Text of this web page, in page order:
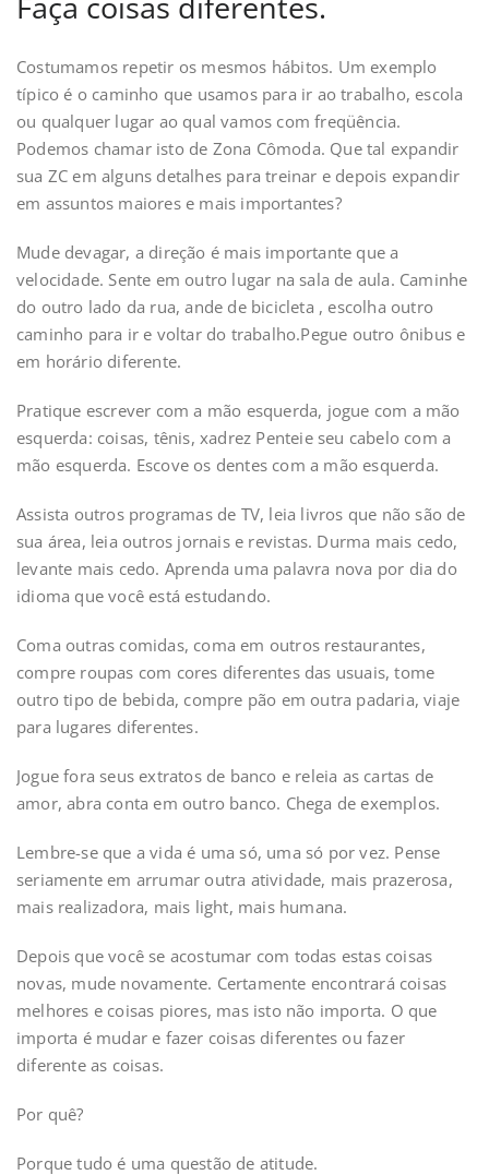
Costumamos repetir os mesmos hábitos. Um exemplo
típico é o caminho que usamos para ir ao trabalho, escola
ou qualquer lugar ao qual vamos com freqüência.
Podemos chamar isto de Zona Cômoda. Que tal expandir
sua ZC em alguns detalhes para treinar e depois expandir
em assuntos maiores e mais importantes?
Mude devagar, a direção é mais importante que a
velocidade. Sente em outro lugar na sala de aula. Caminhe
do outro lado da rua, ande de bicicleta , escolha outro
caminho para ir e voltar do trabalho.Pegue outro ônibus e
em horário diferente.
Pratique escrever com a mão esquerda, jogue com a mão
esquerda: coisas, tênis, xadrez Penteie seu cabelo com a
mão esquerda. Escove os dentes com a mão esquerda.
Assista outros programas de TV, leia livros que não são de
sua área, leia outros jornais e revistas. Durma mais cedo,
levante mais cedo. Aprenda uma palavra nova por dia do
idioma que você está estudando.
Coma outras comidas, coma em outros restaurantes,
compre roupas com cores diferentes das usuais, tome
outro tipo de bebida, compre pão em outra padaria, viaje
para lugares diferentes.
Jogue fora seus extratos de banco e releia as cartas de
amor, abra conta em outro banco. Chega de exemplos.
Lembre-se que a vida é uma só, uma só por vez. Pense
seriamente em arrumar outra atividade, mais prazerosa,
mais realizadora, mais light, mais humana.
Depois que você se acostumar com todas estas coisas
novas, mude novamente. Certamente encontrará coisas
melhores e coisas piores, mas isto não importa. O que
importa é mudar e fazer coisas diferentes ou fazer
diferente as coisas.
Por quê?
Porque tudo é uma questão de atitude.